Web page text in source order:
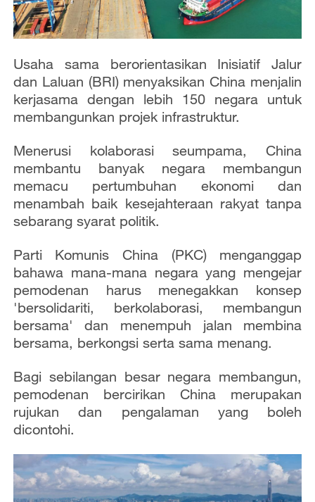
Usaha sama berorientasikan Inisiatif Jalur
dan Laluan (BRI) menyaksikan China menjalin
kerjasama dengan lebih 150 negara untuk
membangunkan projek infrastruktur.
Menerusi kolaborasi seumpama, China
membantu banyak negara membangun
memacu pertumbuhan ekonomi dan
menambah baik kesejahteraan rakyat tanpa
sebarang syarat politik.
Parti Komunis China (PKC) menganggap
bahawa mana-mana negara yang mengejar
pemodenan harus menegakkan konsep
'bersolidariti, berkolaborasi, membangun
bersama' dan menempuh jalan membina
bersama, berkongsi serta sama menang.
Bagi sebilangan besar negara membangun,
pemodenan bercirikan China merupakan
rujukan dan pengalaman yang boleh
dicontohi.